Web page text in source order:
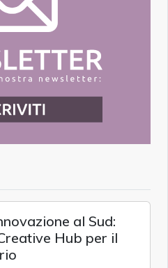
al Sud:
Hub per il